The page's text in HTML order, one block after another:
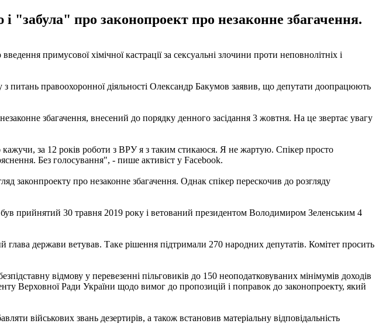
"забула" про законопроект про незаконне збагачення.
примусової хімічної кастрації за сексуальні злочини проти неповнолітніх і
питань правоохоронної діяльності Олександр Бакумов заявив, що депутати доопрацюють
збагачення, внесений до порядку денного засідання 3 жовтня. На це звертає увагу
за 12 років роботи з ВРУ я з таким стикаюся. Я не жартую. Спікер просто
Без голосування", - пише активіст у Facebook.
законпроекту про незаконне збагачення. Однак спікер перескочив до розгляду
прийнятий 30 травня 2019 року і ветований президентом Володимиром Зеленським 4
держави ветував. Таке рішення підтримали 270 народних депутатів. Комітет просить
відмову у перевезенні пільговиків до 150 неоподатковуваних мінімумів доходів
Верховної Ради України щодо вимог до пропозицій і поправок до законопроекту, який
військових звань дезертирів, а також встановив матеріальну відповідальність